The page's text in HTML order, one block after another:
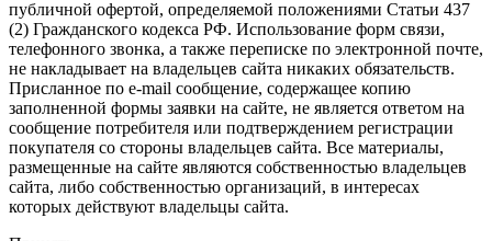
публичной офертой, определяемой положениями Статьи 437
(2) Гражданского кодекса РФ. Использование форм связи,
телефонного звонка, а также переписке по электронной почте,
не накладывает на владельцев сайта никаких обязательств.
Присланное по e-mail сообщение, содержащее копию
заполненной формы заявки на сайте, не является ответом на
сообщение потребителя или подтверждением регистрации
покупателя со стороны владельцев сайта. Все материалы,
размещенные на сайте являются собственностью владельцев
сайта, либо собственностью организаций, в интересах
которых действуют владельцы сайта.